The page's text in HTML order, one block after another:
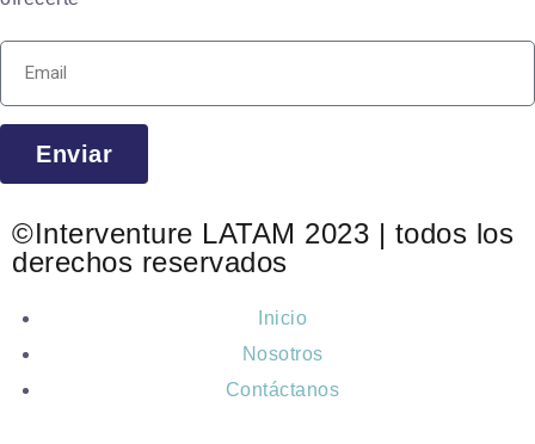
Enviar
©Interventure LATAM 2023 | todos los
derechos reservados
Inicio
Nosotros
Contáctanos